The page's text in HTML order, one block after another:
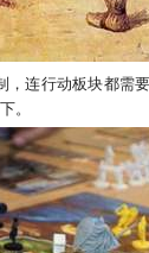
连行动板块都需
。